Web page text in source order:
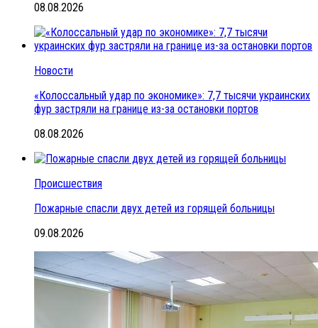
08.08.2026
Новости
«Колоссальный удар по экономике»: 7,7 тысячи украинских
фур застряли на границе из-за остановки портов
08.08.2026
Происшествия
Пожарные спасли двух детей из горящей больницы
09.08.2026